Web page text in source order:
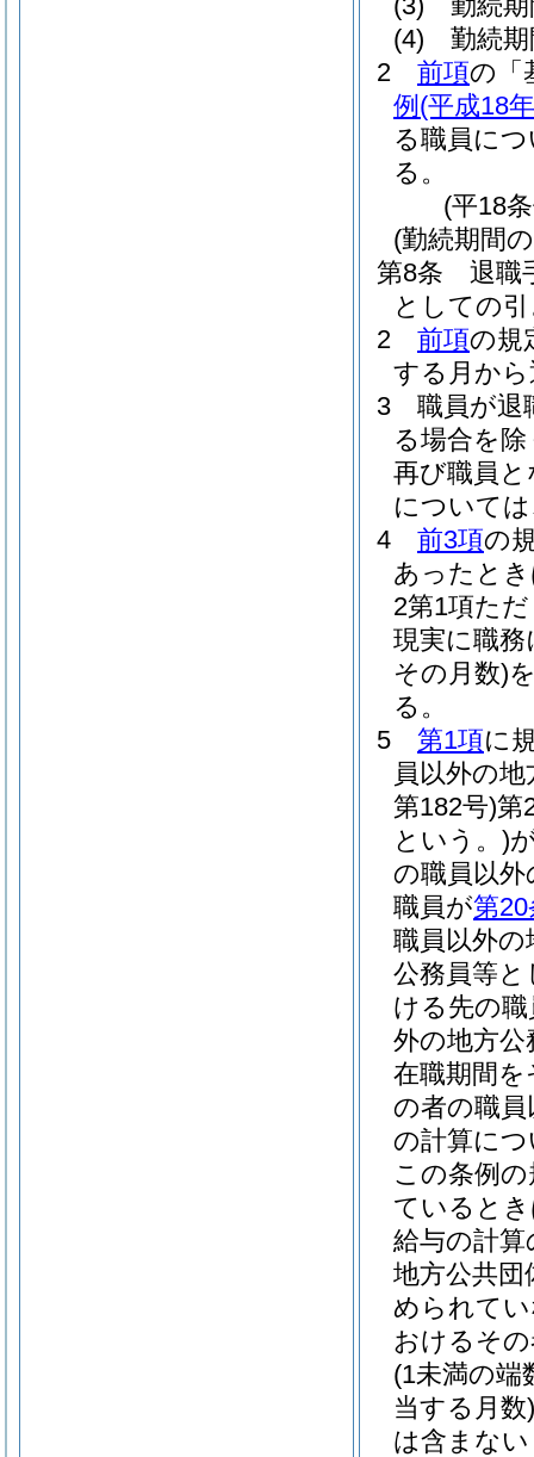
(4)
勤続
2
前項の「
例 (平成18
る職員に
る。
(平18
(勤続期間
第8条
退職
としての
2
前項の規
する月か
3
職員が退
る場合を除
再び職員
について
4
前3項の
あったと
2第1項た
現実に職
その月数)
る。
5
第1項に
員以外の
第182号)第
という。)
の職員以
職員が第
職員以外
公務員等
ける先の
外の地方
在職期間
の者の職
の計算に
この条例
ていると
給与の計
地方公共
められて
おけるそ
(1未満の端
当する月数)
は含まな